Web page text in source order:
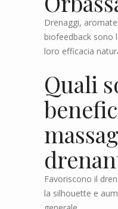
Drenaggi,
biofeedback sono
loro efficacia
Quali
Favoriscono il
la silhouette e